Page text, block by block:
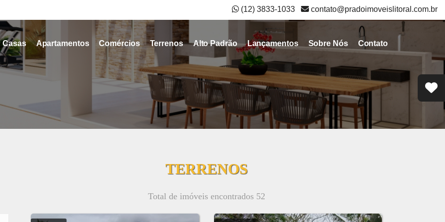
(12) 3833-1033 contato@pradoimoveislitoral.com.br
Casas Apartamentos Comércios Terrenos Alto Padrão Lançamentos Sobre Nós Contato
TERRENOS
Total de imóveis encontrados 52